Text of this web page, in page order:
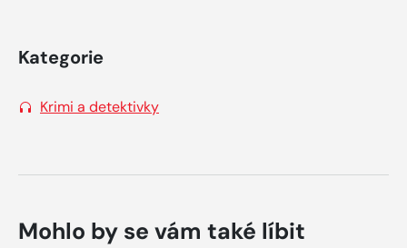
Kategorie
Krimi a detektivky
Mohlo by se vám také líbit